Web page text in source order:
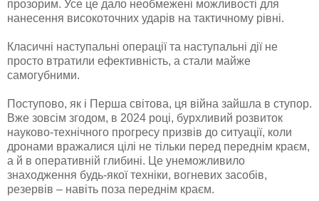
прозорим. Усе це дало необмежені можливості для
нанесення високоточних ударів на тактичному рівні.
Класичні наступальні операції та наступальні дії не
просто втратили ефективність, а стали майже
самогубними.
Поступово, як і Перша світова, ця війна зайшла в ступор.
Вже зовсім згодом, в 2024 році, бурхливий розвиток
науково-технічного прогресу призвів до ситуації, коли
дронами вражалися цілі не тільки перед переднім краєм,
а й в оперативній глибині. Це унеможливило
знаходження будь-якої техніки, вогневих засобів,
резервів – навіть поза переднім краєм.